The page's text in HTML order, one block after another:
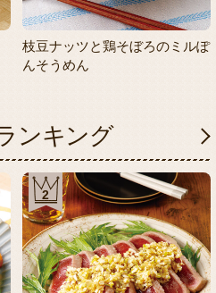
枝豆ナッツと鶏そぼろのミルぽ
んそうめん
ンキング
2